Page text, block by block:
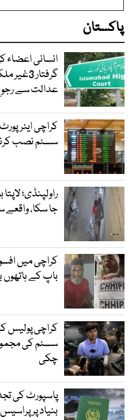
پاکستان
انسانی اعضاء
گرفتار
عدالت سے
کراچی
سسٹم نصب
راولپنڈی؛
جا سکا،
کراچی میں
باپ کے ہاتھوں
کراچی پولیس
سسٹم کی
چکی
پاسپورٹ کی
بنیاد پر